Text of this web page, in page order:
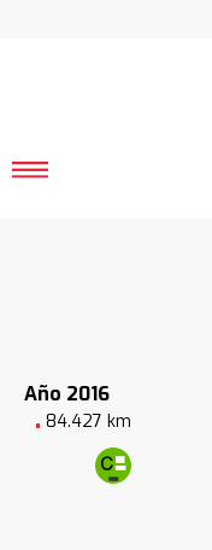
Año 2016
84.427 km